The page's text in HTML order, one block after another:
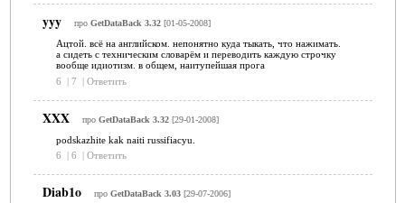
yyy про GetDataBack 3.32[01-05-2008]
Ацтой. всё на английском. непонятно куда тыкать, что нажимать.
а сидеть с техническим словарём и переводить каждую строчку
вообще идиотизм. в общем, наитупейшая прога
6
| 7 | Ответить
XXX про GetDataBack 3.32[29-01-2008]
podskazhite kak naiti russifiacyu.
6
| 6 | Ответить
Diab1o про GetDataBack 3.03[29-07-2006]